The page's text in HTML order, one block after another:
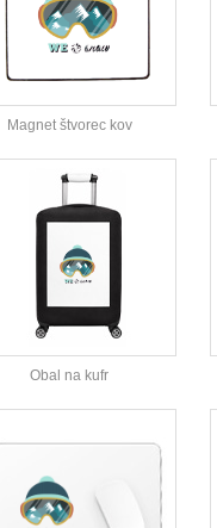
Magnet štvorec kov
Obal na kufr